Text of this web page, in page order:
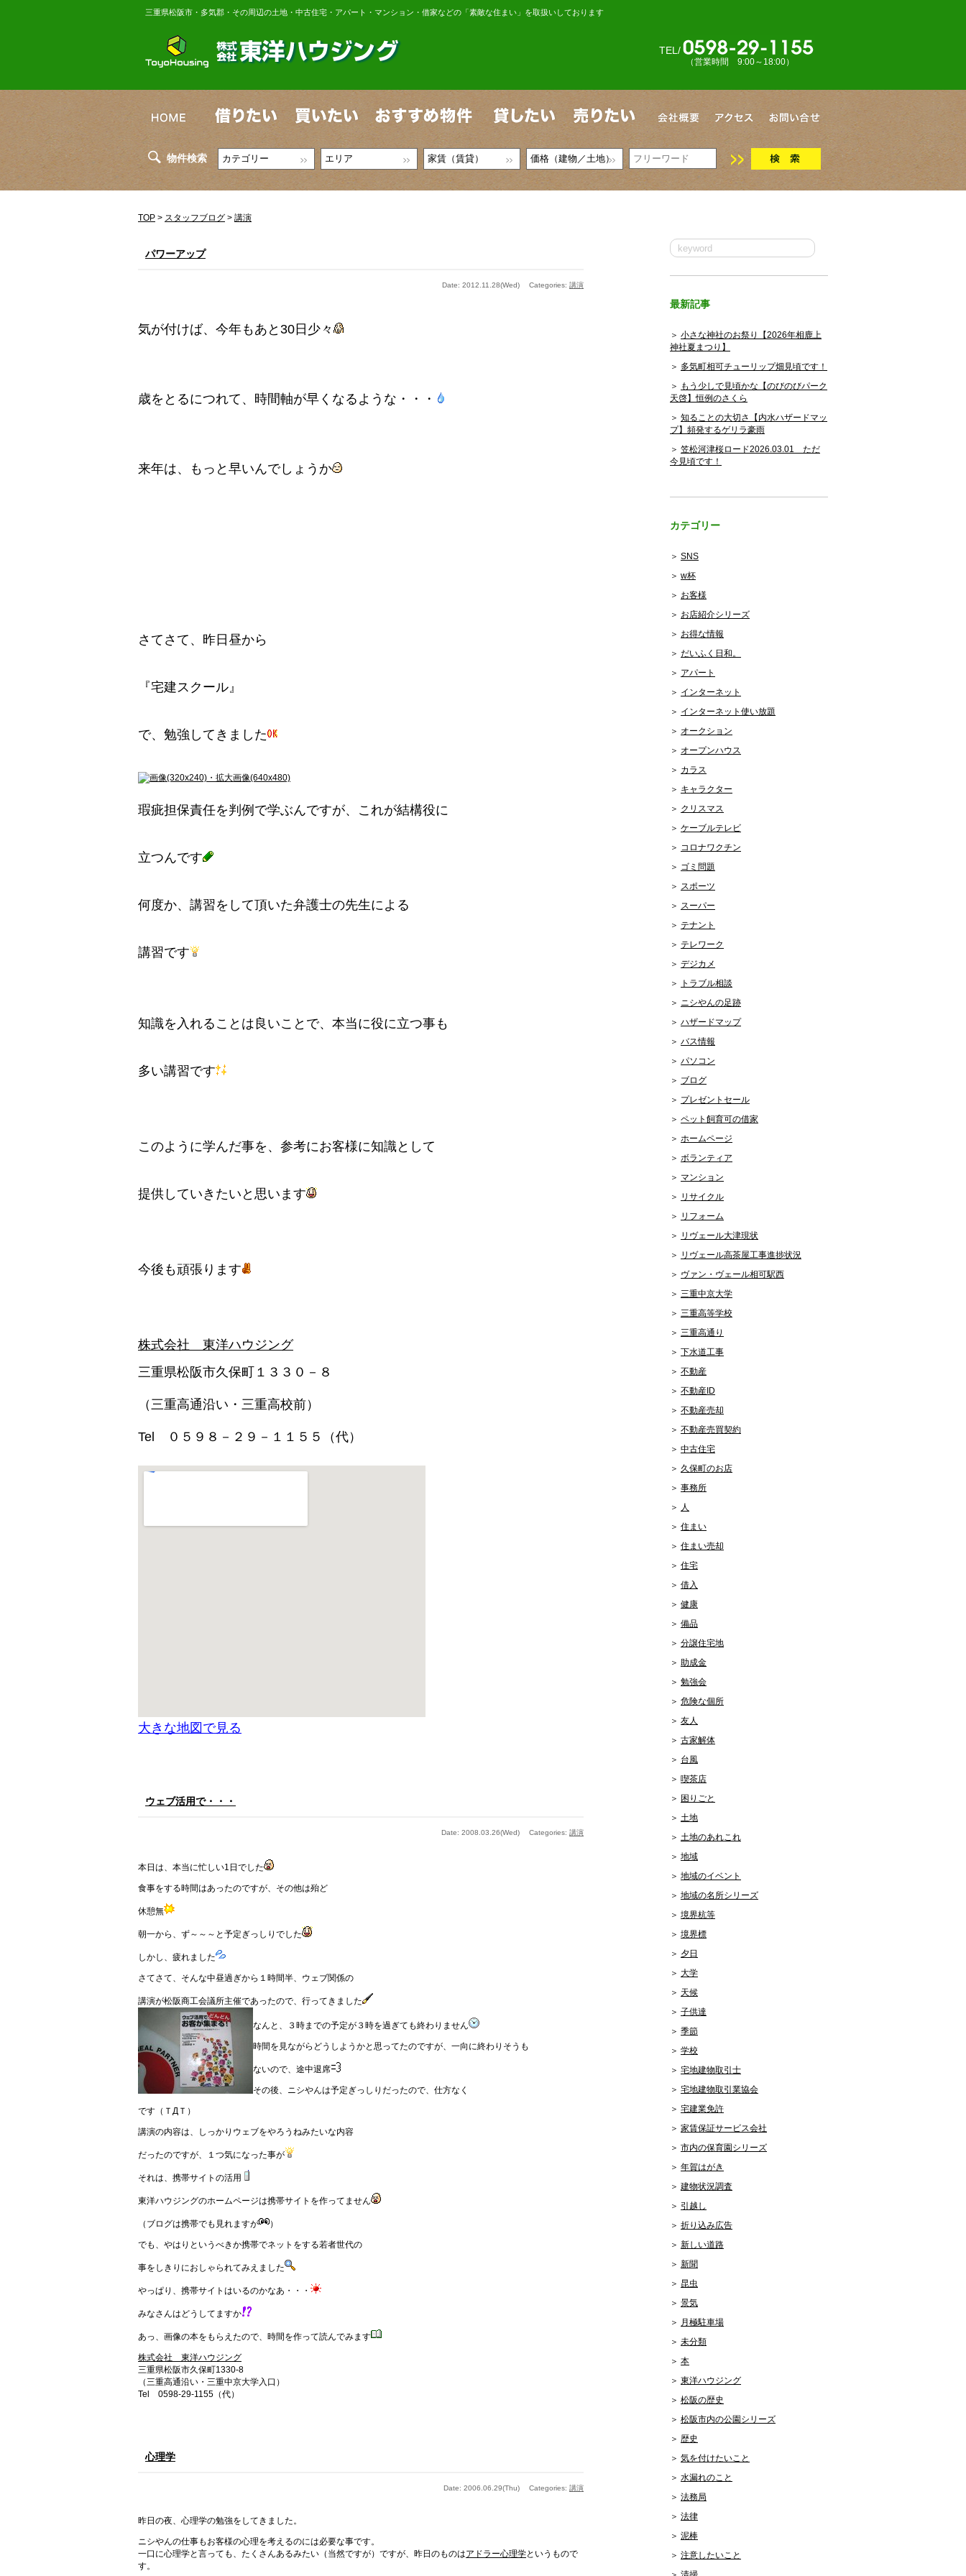
三重県松阪市・多気郡・その周辺の土地・中古住宅・アパート・マンション・借家などの「素敵な住まい」を取扱いしております
TEL/
（営業時間 9:00～18:00）
物件検索
TOP > スタッフブログ > 講演
パワーアップ
Date: 2012.11.28(Wed) Categories: 講演
気が付けば、今年もあと30日少々
歳をとるにつれて、時間軸が早くなるような・・・
来年は、もっと早いんでしょうか
さてさて、昨日昼から
『宅建スクール』
で、勉強してきました
瑕疵担保責任を判例で学ぶんですが、これが結構役に
立つんです
何度か、講習をして頂いた弁護士の先生による
講習です
知識を入れることは良いことで、本当に役に立つ事も
多い講習です
このように学んだ事を、参考にお客様に知識として
提供していきたいと思います
今後も頑張ります
株式会社 東洋ハウジング
三重県松阪市久保町１３３０－８
（三重高通沿い・三重高校前）
Tel ０５９８－２９－１１５５（代）
大きな地図で見る
ウェブ活用で・・・
Date: 2008.03.26(Wed) Categories: 講演
本日は、本当に忙しい1日でした
食事をする時間はあったのですが、その他は殆ど
休憩無
朝一から、ず～～～と予定ぎっしりでした
しかし、疲れました
さてさて、そんな中昼過ぎから１時間半、ウェブ関係の
講演が松阪商工会議所主催であったので、行ってきました
なんと、３時までの予定が３時を過ぎても終わりません
時間を見ながらどうしようかと思ってたのですが、一向に終わりそうも
ないので、途中退席
その後、ニシやんは予定ぎっしりだったので、仕方なく
です（ＴДＴ）
講演の内容は、しっかりウェブをやろうねみたいな内容
だったのですが、１つ気になった事が
それは、携帯サイトの活用
東洋ハウジングのホームページは携帯サイトを作ってません
（ブログは携帯でも見れますが ）
でも、やはりというべきか携帯でネットをする若者世代の
事をしきりにおしゃられてみえました
やっぱり、携帯サイトはいるのかなあ・・・
みなさんはどうしてますか
あっ、画像の本をもらえたので、時間を作って読んでみます
株式会社 東洋ハウジング
三重県松阪市久保町1330-8
（三重高通沿い・三重中京大学入口）
Tel 0598-29-1155（代）
心理学
Date: 2006.06.29(Thu) Categories: 講演
昨日の夜、心理学の勉強をしてきました。
ニシやんの仕事もお客様の心理を考えるのには必要な事です。
一口に心理学と言っても、たくさんあるみたい（当然ですが）ですが、昨日のものはアドラー心理学というもので
す。
最新記事
小さな神社のお祭り【2026年相鹿上
神社夏まつり】
多気町相可チューリップ畑見頃です！
もう少しで見頃かな【のびのびパーク
天啓】恒例のさくら
知ることの大切さ【内水ハザードマッ
プ】頻発するゲリラ豪雨
笠松河津桜ロード2026.03.01 ただ
今見頃です！
カテゴリー
SNS
w杯
お客様
お店紹介シリーズ
お得な情報
だいふく日和。
アパート
インターネット
インターネット使い放題
オークション
オープンハウス
カラス
キャラクター
クリスマス
ケーブルテレビ
コロナワクチン
ゴミ問題
スポーツ
スーパー
テナント
テレワーク
デジカメ
トラブル相談
ニシやんの足跡
ハザードマップ
バス情報
パソコン
ブログ
プレゼントセール
ペット飼育可の借家
ホームページ
ボランティア
マンション
リサイクル
リフォーム
リヴェール大津現状
リヴェール高茶屋工事進捗状況
ヴァン・ヴェール相可駅西
三重中京大学
三重高等学校
三重高通り
下水道工事
不動産
不動産ID
不動産売却
不動産売買契約
中古住宅
久保町のお店
事務所
人
住まい
住まい売却
住宅
借入
健康
備品
分譲住宅地
助成金
勉強会
危険な個所
友人
古家解体
台風
喫茶店
困りごと
土地
土地のあれこれ
地域
地域のイベント
地域の名所シリーズ
境界杭等
境界標
夕日
大学
天候
子供達
季節
学校
宅地建物取引士
宅地建物取引業協会
宅建業免許
家賃保証サービス会社
市内の保育園シリーズ
年賀はがき
建物状況調査
引越し
折り込み広告
新しい道路
新聞
昆虫
景気
月極駐車場
未分類
本
東洋ハウジング
松阪の歴史
松阪市内の公園シリーズ
歴史
気を付けたいこと
水漏れのこと
法務局
法律
泥棒
注意したいこと